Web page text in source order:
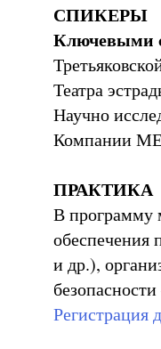
СПИКЕРЫ
Ключевыми
Театра
Научно
Компании
ПРАКТИКА
В программу
обеспечения
и др.),
Регистрация